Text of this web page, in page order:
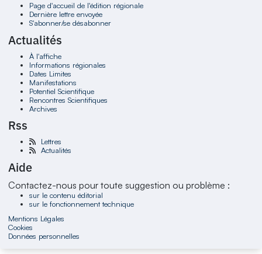
Page d'accueil de l'édition régionale
Dernière lettre envoyée
S'abonner/se désabonner
Actualités
À l'affiche
Informations régionales
Dates Limites
Manifestations
Potentiel Scientifique
Rencontres Scientifiques
Archives
Rss
Lettres
Actualités
Aide
Contactez-nous pour toute suggestion ou problème :
sur le contenu éditorial
sur le fonctionnement technique
Mentions Légales
Cookies
Données personnelles